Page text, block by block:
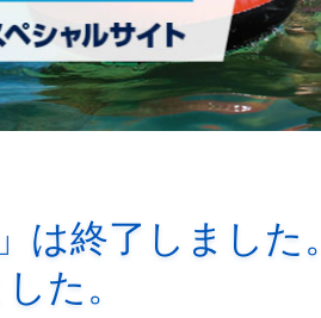
終了しました。
た。